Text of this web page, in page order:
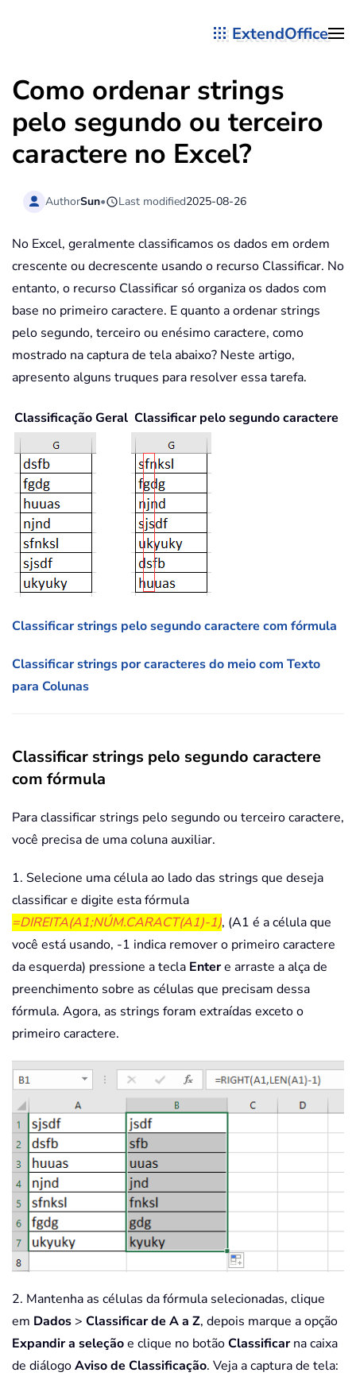
ExtendOffice
Como ordenar strings
pelo segundo ou terceiro
caractere no Excel?
AuthorSun• Last modified2025-08-26
No Excel, geralmente classificamos os dados em ordem
crescente ou decrescente usando o recurso Classificar. No
entanto, o recurso Classificar só organiza os dados com
base no primeiro caractere. E quanto a ordenar strings
pelo segundo, terceiro ou enésimo caractere, como
mostrado na captura de tela abaixo? Neste artigo,
apresento alguns truques para resolver essa tarefa.
Classificação Geral Classificar pelo segundo caractere
Classificar strings pelo segundo caractere com fórmula
Classificar strings por caracteres do meio com Texto
para Colunas
Classificar strings pelo segundo caractere
com fórmula
Para classificar strings pelo segundo ou terceiro caractere,
você precisa de uma coluna auxiliar.
1. Selecione uma célula ao lado das strings que deseja
classificar e digite esta fórmula
=DIREITA(A1;NÚM.CARACT(A1)-1), (A1 é a célula que
você está usando, -1 indica remover o primeiro caractere
da esquerda) pressione a tecla Entere arraste a alça de
preenchimento sobre as células que precisam dessa
fórmula. Agora, as strings foram extraídas exceto o
primeiro caractere.
2. Mantenha as células da fórmula selecionadas, clique
em Dados > Classificar de A a Z, depois marque a opção
Expandir a seleçãoe clique no botãoClassificarna caixa
de diálogoAviso de Classificação. Veja a captura de tela: